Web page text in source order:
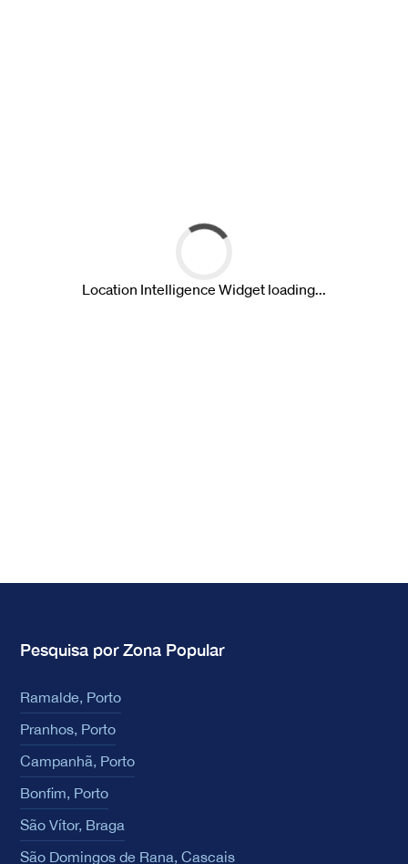
Pesquisa por Zona Popular
Ramalde, Porto
Pranhos, Porto
Campanhã, Porto
Bonfim, Porto
São Vítor, Braga
São Domingos de Rana, Cascais